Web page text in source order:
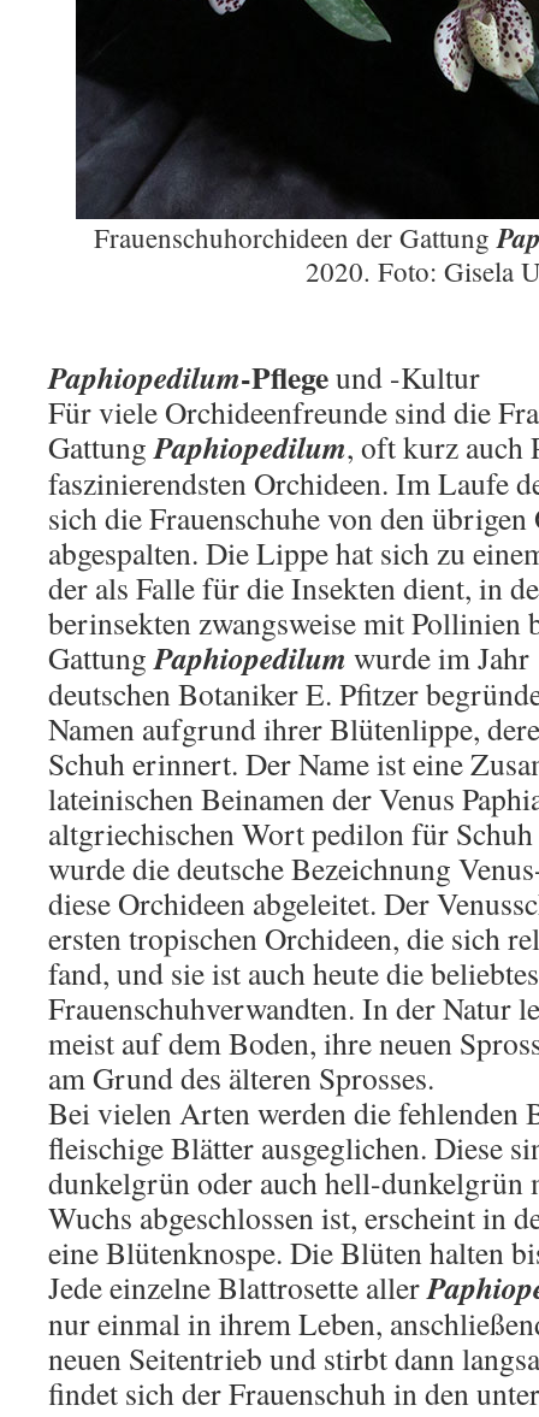
Frauenschuhorchideen der Gattung
2020. Foto: Gisela
Paphiopedilum-Pflegeund -Kultur
Für viele Orchideenfreunde sind die
GattungPaphiopedilum, oft kurz auch
faszinierendsten Orchideen. Im Laufe
sich die Frauenschuhe von den
abgespalten. Die Lip­pe hat sich zu
der als Falle für die Insekten dient, in
berinsekten zwangsweise mit Pollinien
GattungPaphiopedilum wurde im
deutschen Botaniker E. Pfitzer
Namen aufgrund ihrer Blü­ten­lippe,
Schuh erinnert. Der Name ist eine
lateinischen Beinamen der Venus
altgriechischen Wort pedilon für
wurde die deutsche Bezeichnung
diese Orchideen abgeleitet. Der
ersten tropischen Orchideen, die sich
fand, und sie ist auch heute die
Frauenschuhverwandten. In der Natur
meist auf dem Boden, ihre neuen
am Grund des älteren Sprosses.
Bei vielen Arten werden die fehlenden
fleischige Blätter ausgeglichen. Diese
dunkelgrün oder auch hell-dunkelgrün
Wuchs abgeschlos­sen ist, erscheint in
eine Blütenknospe. Die Blüten halten
Jede einzelne Blattrosette aller
nur einmal in ihrem Leben,
neuen Seitentrieb und stirbt dann
findet sich der Frauenschuh in den